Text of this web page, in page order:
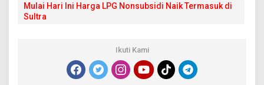
Mulai Hari Ini Harga LPG Nonsubsidi Naik Termasuk di
Sultra
Ikuti Kami